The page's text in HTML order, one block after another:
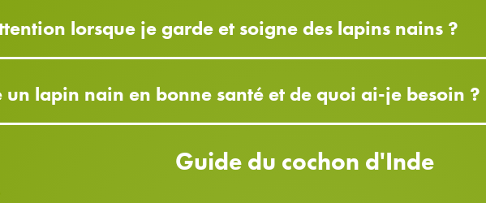
lorsque je garde et soigne des lapins nains ?
un lapin nain en bonne santé et de quoi ai-je besoin ?
Guide du cochon d'Inde